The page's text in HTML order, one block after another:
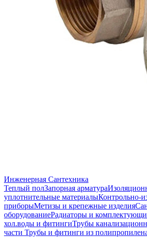
Инженерная Сантехника
Теплый полЗапорная арматура
уплотнительные материалыКонтрольно-
приборыМетизы и крепежные изделия
оборудованиеРадиаторы и
хол.воды и фитингиТрубы
части Трубы и фитинги из